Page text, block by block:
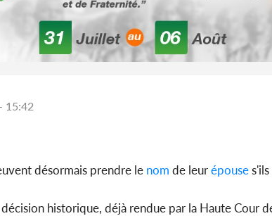
15:42
désormais prendre le nom de leurépouse
historique, déjà rendue par la Haute Cour